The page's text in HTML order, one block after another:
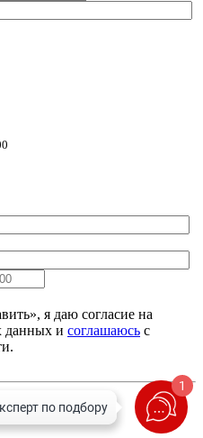
я даю согласие на
данных и соглашаюсь с
1